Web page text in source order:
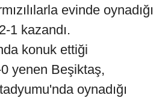
evinde oynadığı
1 kazandı.
konuk ettiği
yenen Beşiktaş,
oynadığı